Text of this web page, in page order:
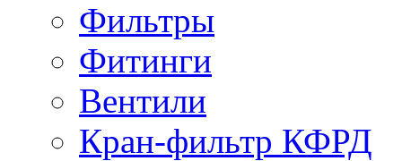
Фильтры
Фитинги
Вентили
Кран-фильтр КФРД